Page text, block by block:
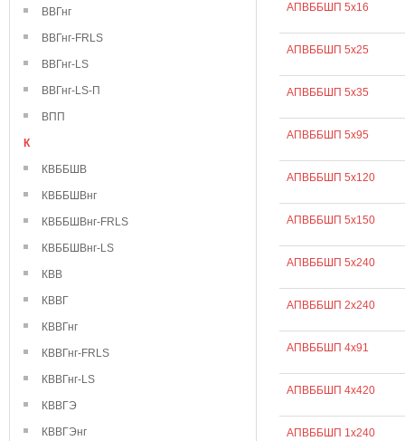
ВВГнг
ВВГнг-FRLS
ВВГнг-LS
ВВГнг-LS-П
ВПП
К
КВББШВ
КВББШВнг
КВББШВнг-FRLS
КВББШВнг-LS
КВВ
КВВГ
КВВГнг
КВВГнг-FRLS
КВВГнг-LS
КВВГЭ
КВВГЭнг
АПВББШП 5х16
АПВББШП 5х25
АПВББШП 5х35
АПВББШП 5х95
АПВББШП 5х120
АПВББШП 5х150
АПВББШП 5х240
АПВББШП 2х240
АПВББШП 4х91
АПВББШП 4х420
АПВББШП 1х240